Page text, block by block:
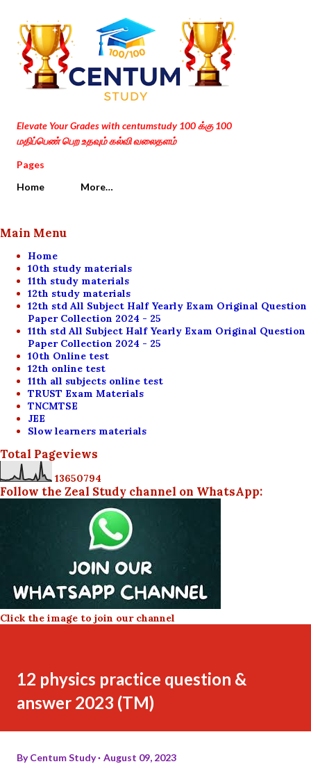
Skip to main content
Elevate Your Grades with centumstudy 100 க்கு 100
மதிப்பெண் பெற உதவும் கல்வி வலைதளம்
Pages
Home
More…
Main Menu
Home
10th study materials
11th study materials
12th study materials
12th std All Subject Half Yearly Exam Original Question
Paper Collection 2024 - 25
11th std All Subject Half Yearly Exam Original Question
Paper Collection 2024 - 25
10th Online test
12th online test
11th all subjects online test
TRUST Exam Materials
TNCMTSE
JEE
Slow learners materials
Total Pageviews
13650794
Follow the Zeal Study channel on WhatsApp:
Click the image to join our channel
12 physics practice question &
answer 2023 (TM)
ByCentum Study August 09, 2023